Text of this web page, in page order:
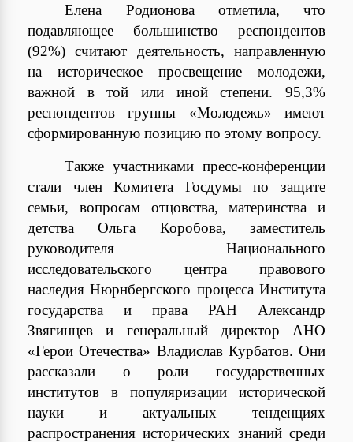
Елена Родионова отметила, что
подавляющее большинство респондентов
(92%) считают деятельность, направленную
на историческое просвещение молодежи,
важной в той или иной степени. 95,3%
респондентов группы «Молодежь» имеют
сформированную позицию по этому вопросу.
Также участниками пресс-конференции
стали член Комитета Госдумы по защите
семьи, вопросам отцовства, материнства и
детства Ольга Коробова, заместитель
руководителя Национального
исследовательского центра правового
наследия Нюрнбергского процесса Института
государства и права РАН Александр
Звягинцев и генеральный директор АНО
«Герои Отечества» Владислав Курбатов. Они
рассказали о роли государственных
институтов в популяризации исторической
науки и актуальных тенденциях
распространения исторических знаний среди